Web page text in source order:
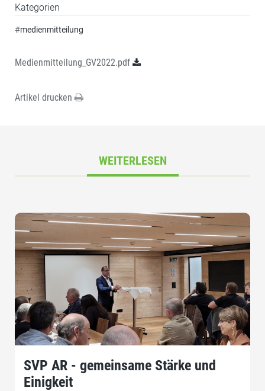
Kategorien
#medienmitteilung
Medienmitteilung_GV2022.pdf
Artikel drucken
WEITERLESEN
SVP AR - gemeinsame Stärke und
Einigkeit